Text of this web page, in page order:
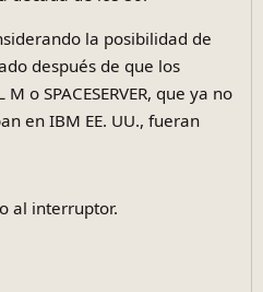
la posibilidad de
después de que los
o SPACESERVER, que ya no
en IBM EE. UU., fueran
al interruptor.